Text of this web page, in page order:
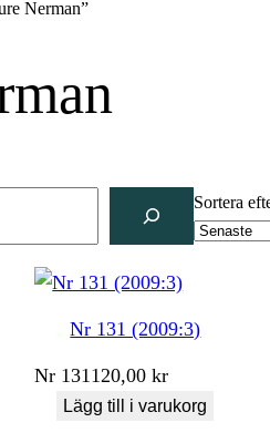
Nerman”
Sortera
Nr 131 (2009:3)
Nr 131 120,00kr
Lägg till i varukorg